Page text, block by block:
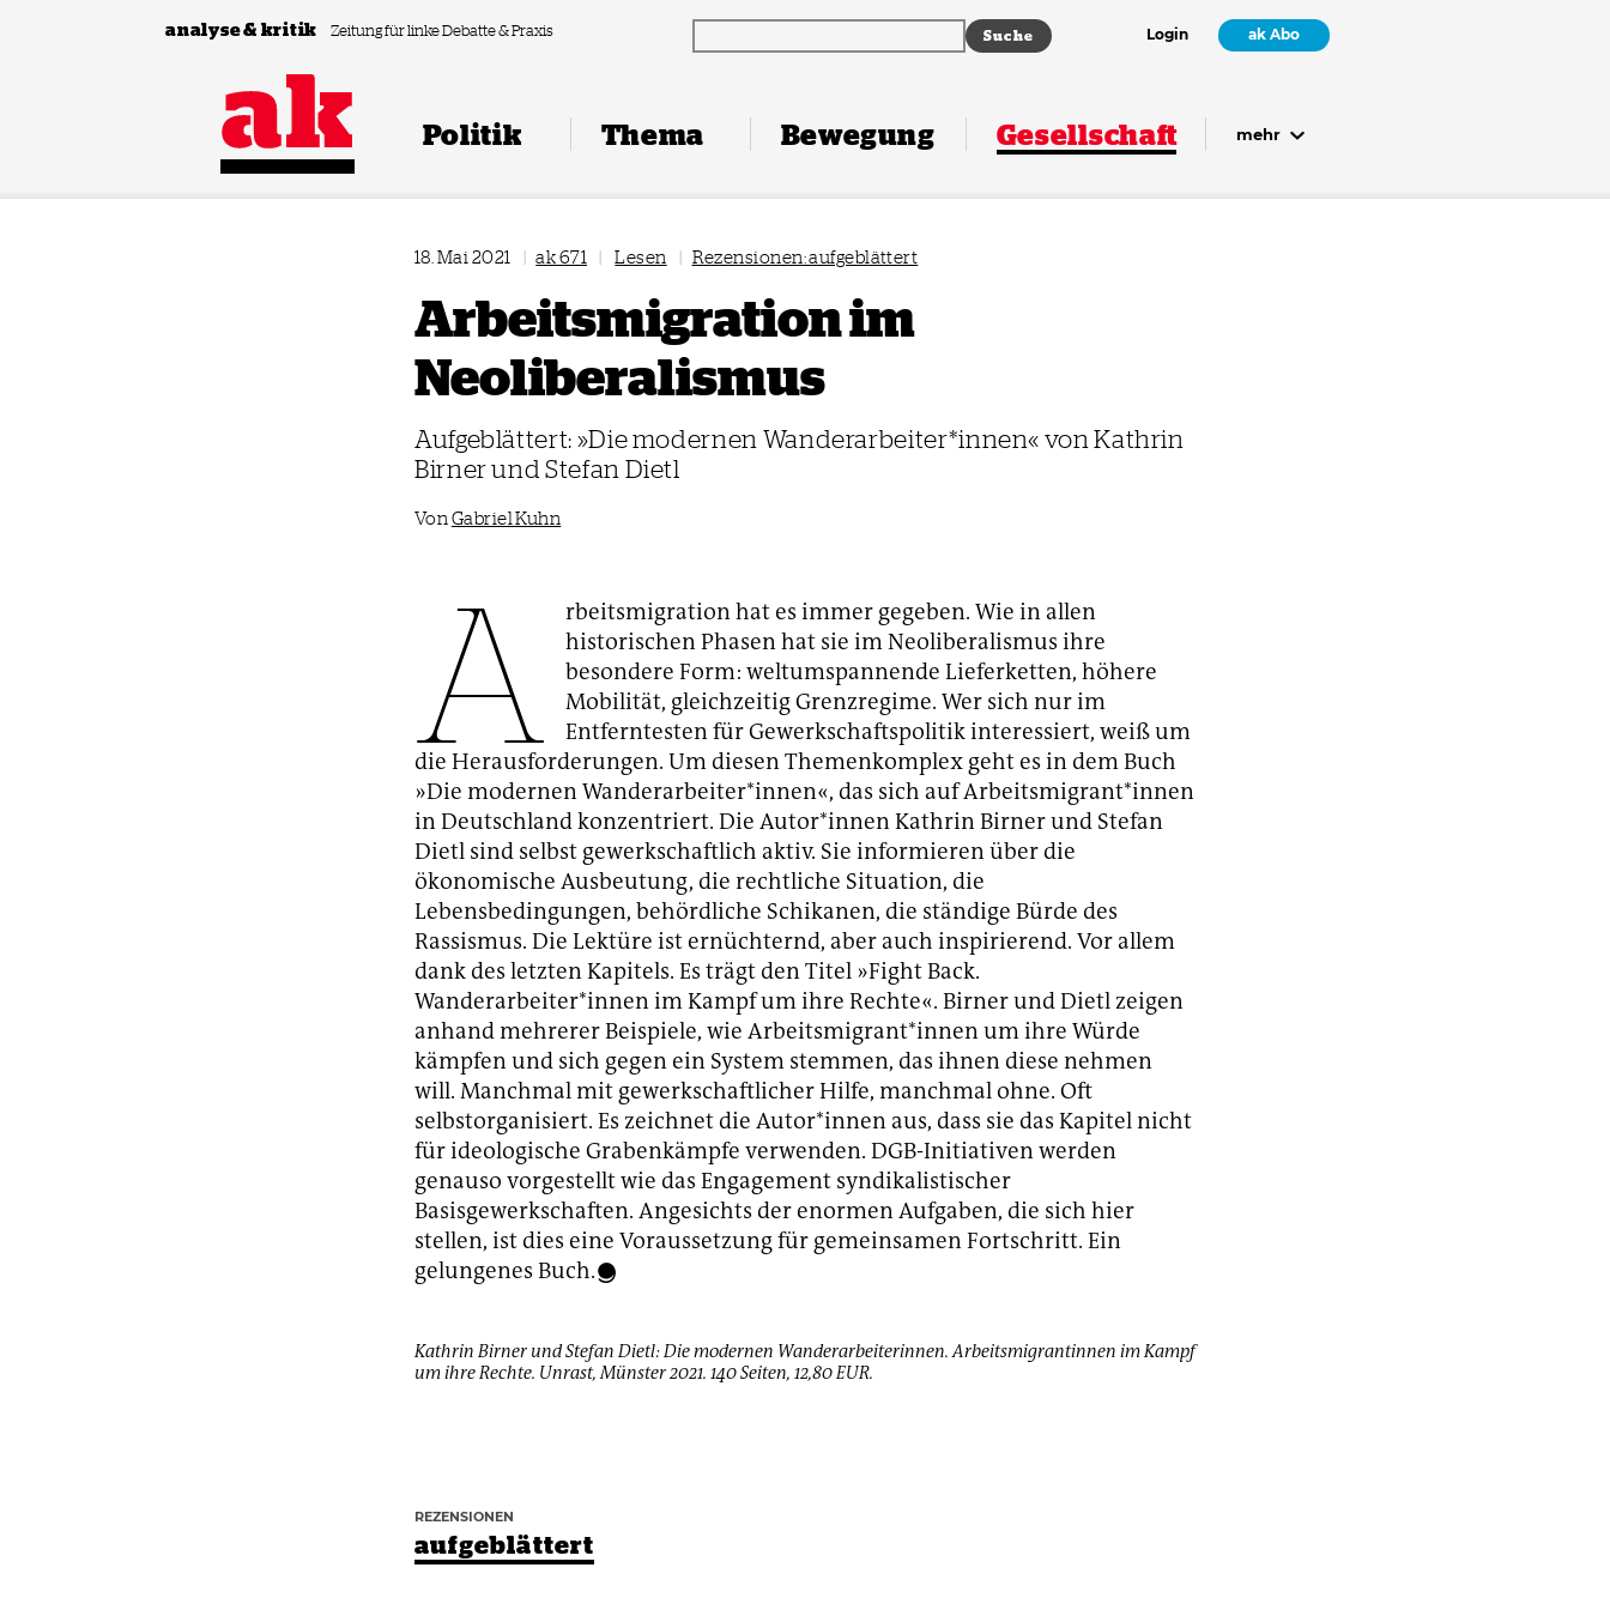
Zum Inhalt springen
analyse & kritik Zeitung für linke Debatte & Praxis Login ak Abo
Politik Thema Bewegung Gesellschaft mehr
18. Mai 2021 | ak 671 | Lesen | Rezensionen: aufgeblättert
Arbeitsmigration im
Neoliberalismus
Aufgeblättert: »Die modernen Wanderarbeiter*innen« von Kathrin
Birner und Stefan Dietl
VonGabriel Kuhn
A
rbeitsmigration hat es immer gegeben. Wie in allen
historischen Phasen hat sie im Neoliberalismus ihre
besondere Form: weltumspannende Lieferketten, höhere
Mobilität, gleichzeitig Grenzregime. Wer sich nur im
Entferntesten für Gewerkschaftspolitik interessiert, weiß um
die Herausforderungen. Um diesen Themenkomplex geht es in dem Buch
»Die modernen Wanderarbeiter*innen«, das sich auf Arbeitsmigrant*innen
in Deutschland konzentriert. Die Autor*innen Kathrin Birner und Stefan
Dietl sind selbst gewerkschaftlich aktiv. Sie informieren über die
ökonomische Ausbeutung, die rechtliche Situation, die
Lebensbedingungen, behördliche Schikanen, die ständige Bürde des
Rassismus. Die Lektüre ist ernüchternd, aber auch inspirierend. Vor allem
dank des letzten Kapitels. Es trägt den Titel »Fight Back.
Wanderarbeiter*innen im Kampf um ihre Rechte«. Birner und Dietl zeigen
anhand mehrerer Beispiele, wie Arbeitsmigrant*innen um ihre Würde
kämpfen und sich gegen ein System stemmen, das ihnen diese nehmen
will. Manchmal mit gewerkschaftlicher Hilfe, manchmal ohne. Oft
selbstorganisiert. Es zeichnet die Autor*innen aus, dass sie das Kapitel nicht
für ideologische Grabenkämpfe verwenden. DGB-Initiativen werden
genauso vorgestellt wie das Engagement syndikalistischer
Basisgewerkschaften. Angesichts der enormen Aufgaben, die sich hier
stellen, ist dies eine Voraussetzung für gemeinsamen Fortschritt. Ein
gelungenes Buch.
Kathrin Birner und Stefan Dietl: Die modernen Wanderarbeiterinnen. Arbeitsmigrantinnen im Kampf
um ihre Rechte. Unrast, Münster 2021. 140 Seiten, 12,80 EUR.
REZENSIONEN
aufgeblättert